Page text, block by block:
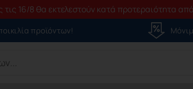
16/8 θα εκτελεστούν κατά προτεραιότητα
προϊόντων!